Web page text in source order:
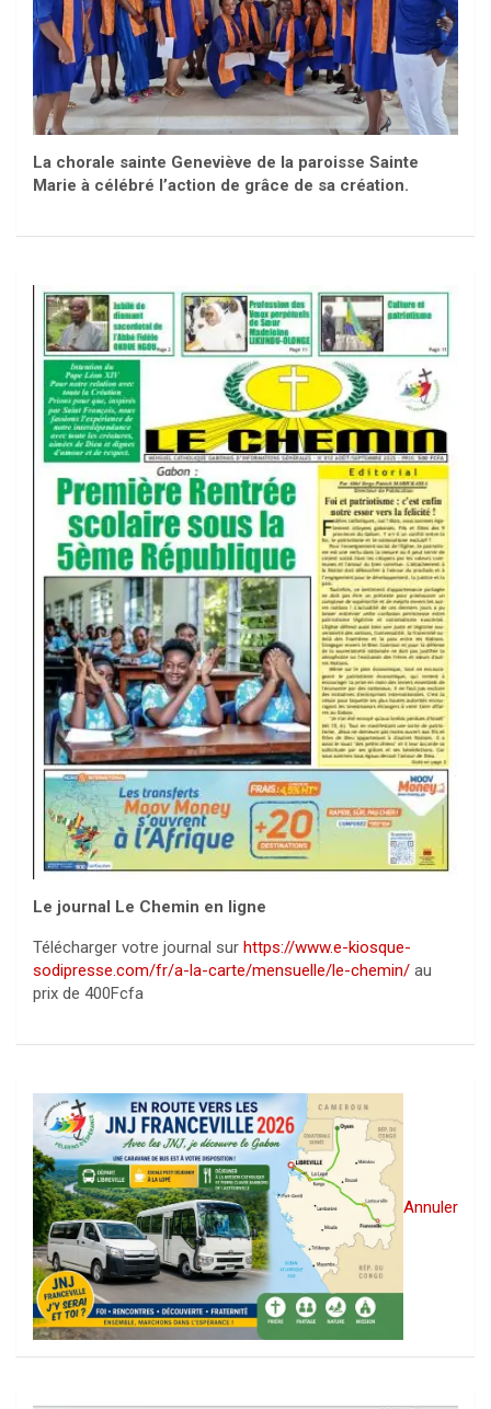
La chorale sainte Geneviève de la paroisse Sainte
Marie à célébré l’action de grâce de sa création.
Le journal Le Chemin en ligne
Télécharger votre journal sur https://www.e-kiosque-
sodipresse.com/fr/a-la-carte/mensuelle/le-chemin/ au
prix de 400Fcfa
Annuler